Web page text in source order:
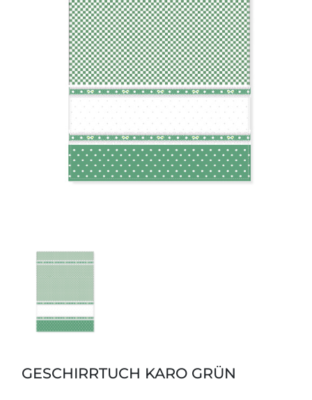
GESCHIRRTUCH KARO GRÜN